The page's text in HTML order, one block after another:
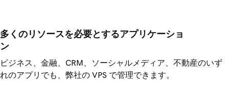
多くのリソースを必要とするアプリケーショ
ン
ビジネス、金融、CRM、ソーシャルメディア、不動産のいず
れのアプリでも、弊社の VPS で管理できます。